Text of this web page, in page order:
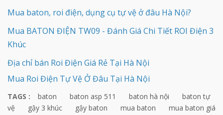
Mua baton, roi điện, dụng cụ tự vệ ở đâu Hà Nội?
Mua BATON ĐIỆN TW09 - Đánh Giá Chi Tiết ROI Điện 3
Khúc
Địa chỉ bán Roi Điện Giá Rẻ Tại Hà Nội
Mua Roi Điện Tự Vệ Ở Đâu Tại Hà Nội
TAGS : baton baton asp 511 baton hà nội
baton tự
vệ
gậy 3 khúc gậy baton mua baton
mua baton giá